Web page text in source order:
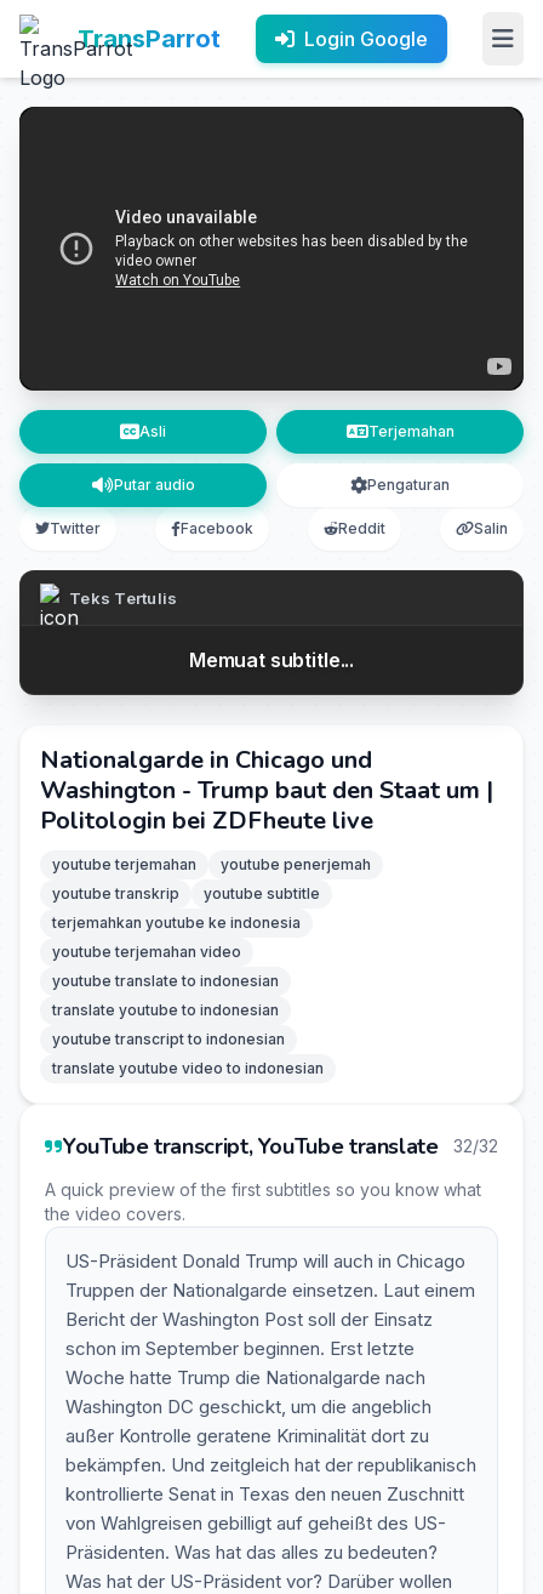
TransParrot Login Google
Asli Terjemahan
Putar audio Pengaturan
Twitter Facebook Reddit Salin
Teks Tertulis
Memuat subtitle...
Nationalgarde in Chicago und
Washington - Trump baut den Staat um |
Politologin bei ZDFheute live
youtube terjemahan
youtube penerjemah
youtube transkrip
youtube subtitle
terjemahkan youtube ke indonesia
youtube terjemahan video
youtube translate to indonesian
translate youtube to indonesian
youtube transcript to indonesian
translate youtube video to indonesian
YouTube transcript, YouTube translate 32/32
A quick preview of the first subtitles so you know what
the video covers.
US-Präsident Donald Trump will auch in Chicago
Truppen der Nationalgarde einsetzen. Laut einem
Bericht der Washington Post soll der Einsatz
schon im September beginnen. Erst letzte
Woche hatte Trump die Nationalgarde nach
Washington DC geschickt, um die angeblich
außer Kontrolle geratene Kriminalität dort zu
bekämpfen. Und zeitgleich hat der republikanisch
kontrollierte Senat in Texas den neuen Zuschnitt
von Wahlgreisen gebilligt auf geheißt des US-
Präsidenten. Was hat das alles zu bedeuten?
Was hat der US-Präsident vor? Darüber wollen